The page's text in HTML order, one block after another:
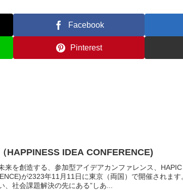
Facebook
Pinterest
HAPPINESS IDEA CONFERENCE)
来を創造する、参加型アイデアカンファレンス、
が2323年11月11日に東京（両国）で開催されま
、社会課題解決の先にある”しあ...